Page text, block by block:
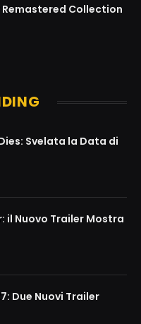
Remastered Collection
Svelata la Data di
il Nuovo Trailer Mostra
Due Nuovi Trailer